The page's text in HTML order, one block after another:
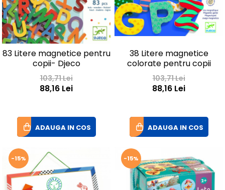
83 Litere magnetice pentru
copii- Djeco
103,71 Lei
88,16 Lei
ADAUGA IN COS
38 Litere magnetice
colorate pentru copii
103,71 Lei
88,16 Lei
ADAUGA IN COS
-15% -15%